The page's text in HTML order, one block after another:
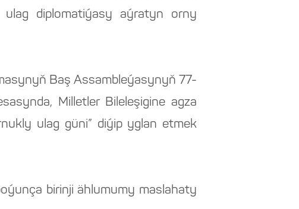
ulag diplomatiýasy aýratyn orny
Baş Assambleýasynyň 77-
Milletler Bileleşigine agza
ulag güni” diýip yglan etmek
birinji ählumumy maslahaty